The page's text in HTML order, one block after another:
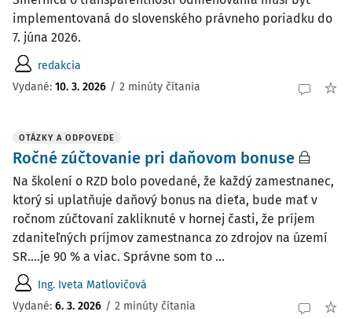
implementovaná do slovenského právneho poriadku do
7. júna 2026.
redakcia
Vydané: 10. 3. 2026 / 2 minúty čítania
OTÁZKY A ODPOVEDE
Ročné zúčtovanie pri daňovom bonuse
Na školení o RZD bolo povedané, že každý zamestnanec,
ktorý si uplatňuje daňový bonus na dieťa, bude mať v
ročnom zúčtovaní zakliknuté v hornej časti, že príjem
zdaniteľných príjmov zamestnanca zo zdrojov na území
SR....je 90 % a viac. Správne som to ...
Ing. Iveta Matlovičová
Vydané: 6. 3. 2026 / 2 minúty čítania